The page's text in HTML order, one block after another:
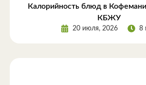
Калорийность блюд в
КБЖУ
20 июля, 2026 8